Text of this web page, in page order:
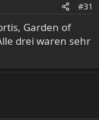
#31
Garden of
drei waren sehr